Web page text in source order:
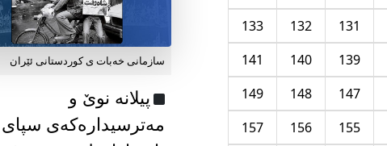
131
132
133
139
140
141
147
148
149
155
156
157
سازمانی خەبات ی كوردستانی ئێران
پیلانە نوێ و
مەترسیدارەکەی سپای